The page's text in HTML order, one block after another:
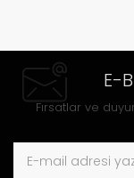
E-
Fırsatlar ve